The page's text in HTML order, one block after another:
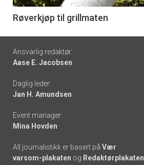
6
Røverkjøp til grillmaten
Footer
-
links
Ansvarlig redaktør:
Aase E. Jacobsen
Daglig leder:
Jan H. Amundsen
Event manager:
Mina Hovden
All journalistikk er basert på Vær
varsom-plakaten og Redaktørplakaten